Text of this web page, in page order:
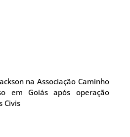
na Associação Caminho
em Goiás após operação
Civis